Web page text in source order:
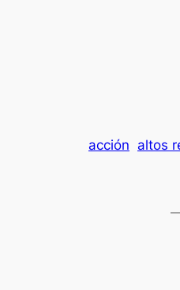
acción altos